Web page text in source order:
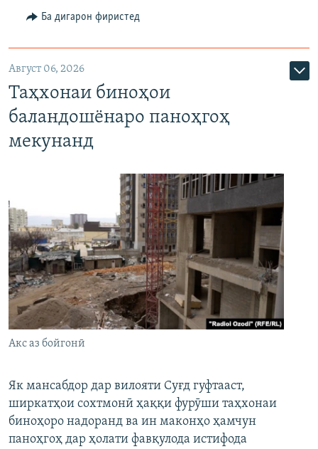
Ба дигарон фиристед
Август 06, 2026
Таҳхонаи биноҳои
баландошёнаро паноҳгоҳ
мекунанд
Акс аз бойгонӣ
Як мансабдор дар вилояти Суғд гуфтааст,
ширкатҳои сохтмонӣ ҳаққи фурӯши таҳхонаи
биноҳоро надоранд ва ин маконҳо ҳамчун
паноҳгоҳ дар ҳолати фавқулода истифода